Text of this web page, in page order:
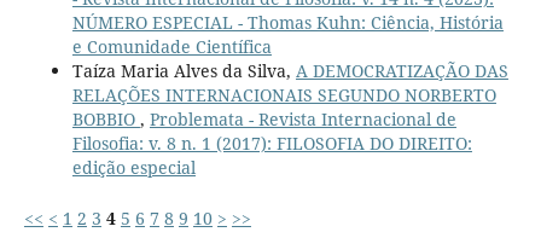
NÚMERO ESPECIAL - Thomas Kuhn: Ciência, História
e Comunidade Científica
Taíza Maria Alves da Silva, A DEMOCRATIZAÇÃO DAS
RELAÇÕES INTERNACIONAIS SEGUNDO NORBERTO
BOBBIO , Problemata - Revista Internacional de
Filosofia: v. 8 n. 1 (2017): FILOSOFIA DO DIREITO:
edição especial
<< < 1 2 3 4 5 6 7 8 9 10 > >>